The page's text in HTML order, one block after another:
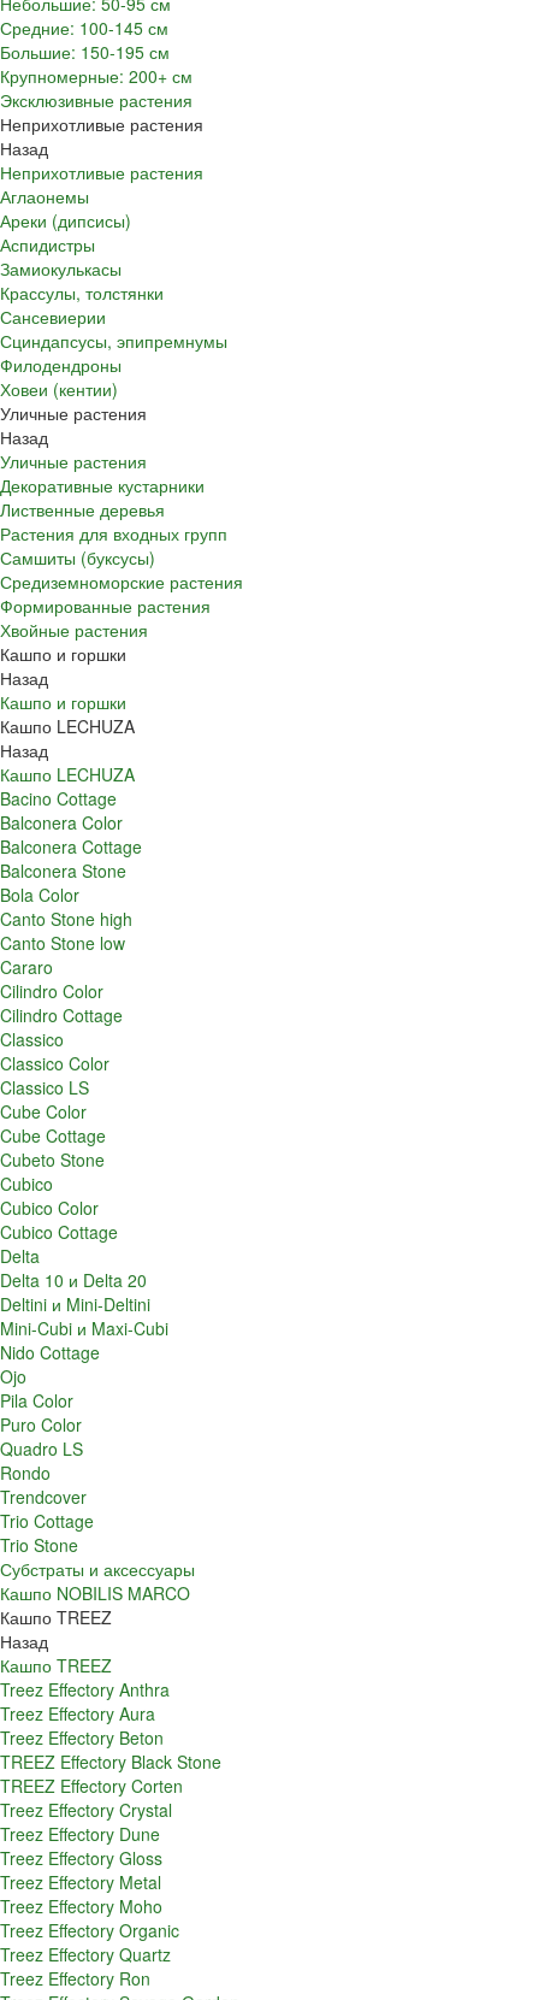
Средние: 100-145 см
Большие: 150-195 см
Крупномерные: 200+ см
Эксклюзивные растения
Неприхотливые растения
Назад
Неприхотливые растения
Аглаонемы
Ареки (дипсисы)
Аспидистры
Замиокулькасы
Крассулы, толстянки
Сансевиерии
Сциндапсусы, эпипремнумы
Филодендроны
Ховеи (кентии)
Уличные растения
Назад
Уличные растения
Декоративные кустарники
Лиственные деревья
Растения для входных групп
Самшиты (буксусы)
Средиземноморские растения
Формированные растения
Хвойные растения
Кашпо и горшки
Назад
Кашпо и горшки
Кашпо LECHUZA
Назад
Кашпо LECHUZA
Bacino Cottage
Balconera Color
Balconera Cottage
Balconera Stone
Bola Color
Canto Stone high
Canto Stone low
Cararo
Cilindro Color
Cilindro Cottage
Classico
Classico Color
Classico LS
Cube Color
Cube Cottage
Cubeto Stone
Cubico
Cubico Color
Cubico Cottage
Delta
Delta 10 и Delta 20
Deltini и Mini-Deltini
Mini-Cubi и Maxi-Cubi
Nido Cottage
Ojo
Pila Color
Puro Color
Quadro LS
Rondo
Trendcover
Trio Cottage
Trio Stone
Субстраты и аксессуары
Кашпо NOBILIS MARCO
Кашпо TREEZ
Назад
Кашпо TREEZ
Treez Effectory Anthra
Treez Effectory Aura
Treez Effectory Beton
TREEZ Effectory Black Stone
TREEZ Effectory Corten
Treez Effectory Crystal
Treez Effectory Dune
Treez Effectory Gloss
Treez Effectory Metal
Treez Effectory Moho
Treez Effectory Organic
Treez Effectory Quartz
Treez Effectory Ron